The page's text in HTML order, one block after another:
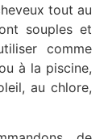
tout au
souples et
comme
à la piscine,
au chlore,